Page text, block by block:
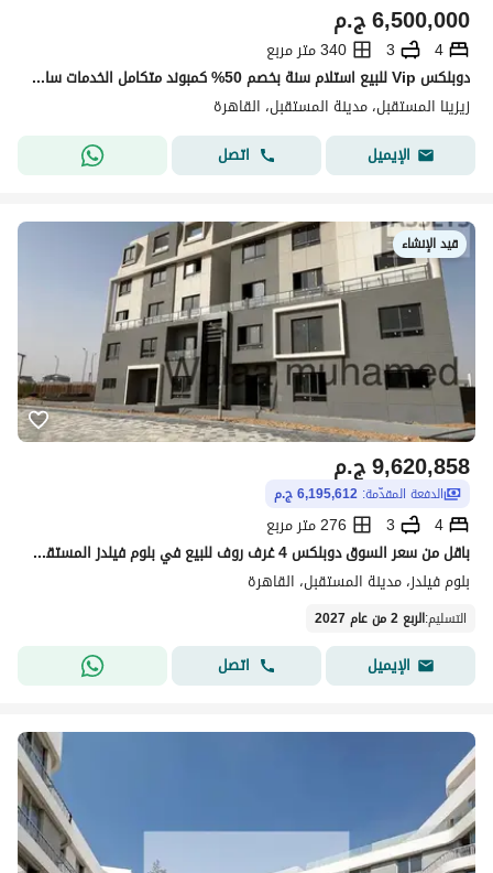
ج.م6,500,000
4
3
340 متر مربع
دوبلكس Vip للبيع استلام سنة بخصم 50% كمبوند متكامل الخدمات ساكن و عايش في المستقبل سيتي بجوار هاب تاون حسن علام و بلوم فيلدز
زيزينا المستقبل، مدينة المستقبل، القاهرة
الإيميل
اتصل
قيد الإنشاء
ج.م9,620,858
الدفعة المقدّمة: 6,195,612 ج.م
4
3
276 متر مربع
باقل من سعر السوق دوبلكس 4 غرف روف للبيع في بلوم فيلدز المستقبل ستي Bloomfields
بلوم فيلدز، مدينة المستقبل، القاهرة
التسليم:الربع 2 من عام 2027
الإيميل اتصل